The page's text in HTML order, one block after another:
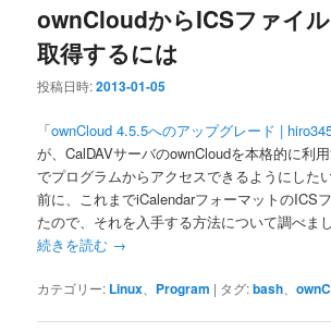
ownCloudからICSファイ
取得するには
投稿日時:2013-01-05
「ownCloud 4.5.5へのアップグレード |
が、CalDAVサーバのownCloudを本格的に利
でプログラムからアクセスできるようにした
前に、これまでiCalendarフォーマットのICS
たので、それを入手する方法について調べまし
続きを読む →
カテゴリー: Linux Program | タグ:bash 、